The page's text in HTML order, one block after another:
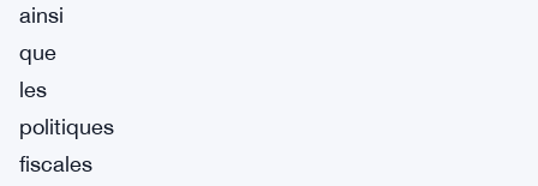
ainsi
que
les
politiques
fiscales